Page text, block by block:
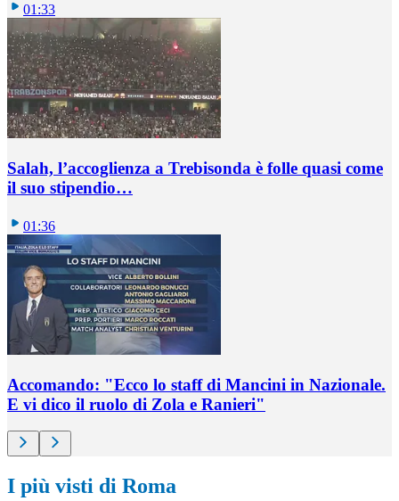
01:33
Salah, l’accoglienza a Trebisonda è folle quasi come
il suo stipendio…
01:36
Accomando: "Ecco lo staff di Mancini in Nazionale.
E vi dico il ruolo di Zola e Ranieri"
I più visti di Roma